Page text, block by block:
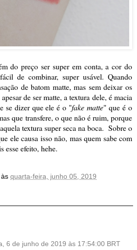
do preço ser super em conta, a cor do
de combinar, super usável. Quando
de batom matte, mas sem deixar os
de ser matte, a textura dele, é macia
se dizer que ele é o "fake matte" que é o
que transfere, o que não é ruim, porque
textura super seca na boca. Sobre o
ele causa isso não, mas quem sabe com
esse efeito, hehe.
às quarta-feira, junho 05, 2019
6 de junho de 2019 às 17:54:00 BRT